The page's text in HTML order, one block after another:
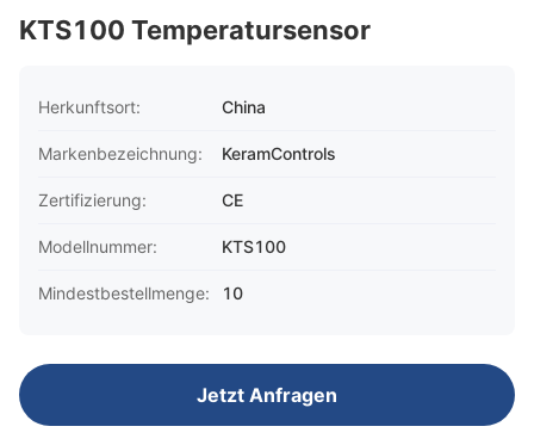
KTS100 Temperatursensor
Herkunftsort: China
Markenbezeichnung: KeramControls
Zertifizierung: CE
Modellnummer: KTS100
Mindestbestellmenge: 10
Jetzt Anfragen